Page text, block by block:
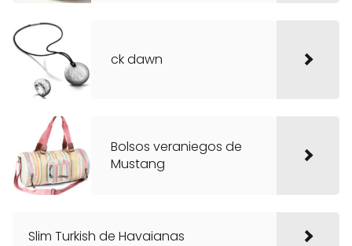
ck dawn
Bolsos veraniegos de
Mustang
Slim Turkish de Havaianas